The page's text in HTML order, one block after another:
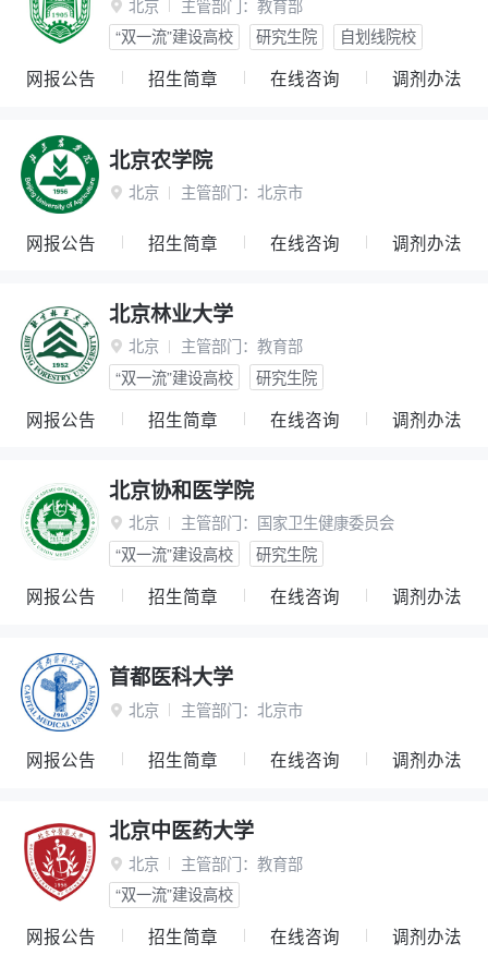
 北京 主管部门： 教育部
“双一流”建设高校
研究生院 自划线院校
网报公告 招生简章 在线咨询 调剂办法
北京农学院
 北京 主管部门： 北京市
网报公告 招生简章 在线咨询 调剂办法
北京林业大学
 北京 主管部门： 教育部
“双一流”建设高校
研究生院
网报公告 招生简章 在线咨询 调剂办法
北京协和医学院
 北京 主管部门： 国家卫生健康委员会
“双一流”建设高校
研究生院
网报公告 招生简章 在线咨询 调剂办法
首都医科大学
 北京 主管部门： 北京市
网报公告 招生简章 在线咨询 调剂办法
北京中医药大学
 北京 主管部门： 教育部
“双一流”建设高校
网报公告 招生简章 在线咨询 调剂办法